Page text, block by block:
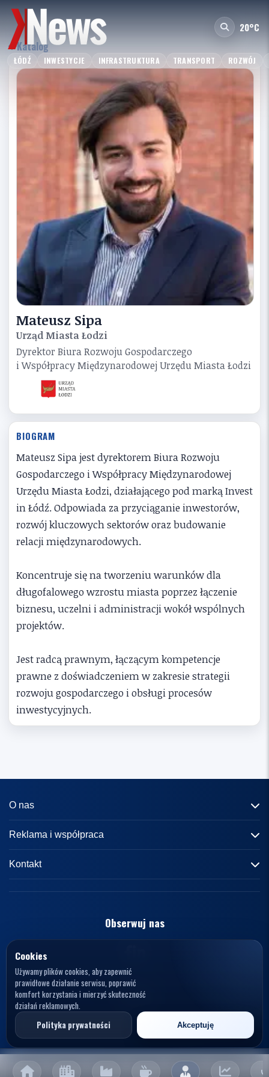
20°C
ŁÓDŹ INWESTYCJE INFRASTRUKTURA TRANSPORT ROZWÓJ
Katalog
Mateusz Sipa
Urząd Miasta Łodzi
Dyrektor Biura Rozwoju Gospodarczego
i Współpracy Międzynarodowej Urzędu Miasta Łodzi
BIOGRAM
Mateusz Sipa jest dyrektorem Biura Rozwoju
Gospodarczego i Współpracy Międzynarodowej
Urzędu Miasta Łodzi, działającego pod marką Invest
in Łódź. Odpowiada za przyciąganie inwestorów,
rozwój kluczowych sektorów oraz budowanie
relacji międzynarodowych.
Koncentruje się na tworzeniu warunków dla
długofalowego wzrostu miasta poprzez łączenie
biznesu, uczelni i administracji wokół wspólnych
projektów.
Jest radcą prawnym, łączącym kompetencje
prawne z doświadczeniem w zakresie strategii
rozwoju gospodarczego i obsługi procesów
inwestycyjnych.
O nas
Informacje o portalu
Redakcja
Kontakt
Reklama i współpraca
Reklama
Zasady współpracy
Kontakt
kontakt@knews.pl
Polska
NIP: 7272595979
Obserwuj nas
© 2026 KNews. Wszelkie prawa zastrzeżone.
Opelele. Magdalena Wiercioch, ul. Falista 167, 94-115 Łódź, NIP: 7272595979
Cookies
Używamy plików cookies, aby zapewnić
prawidłowe działanie serwisu, poprawić
komfort korzystania i mierzyć skuteczność
działań reklamowych.
Polityka prywatności
Akceptuję